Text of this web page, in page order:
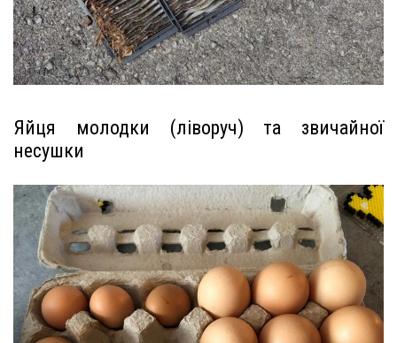
Яйця молодки (ліворуч) та звичайної
несушки